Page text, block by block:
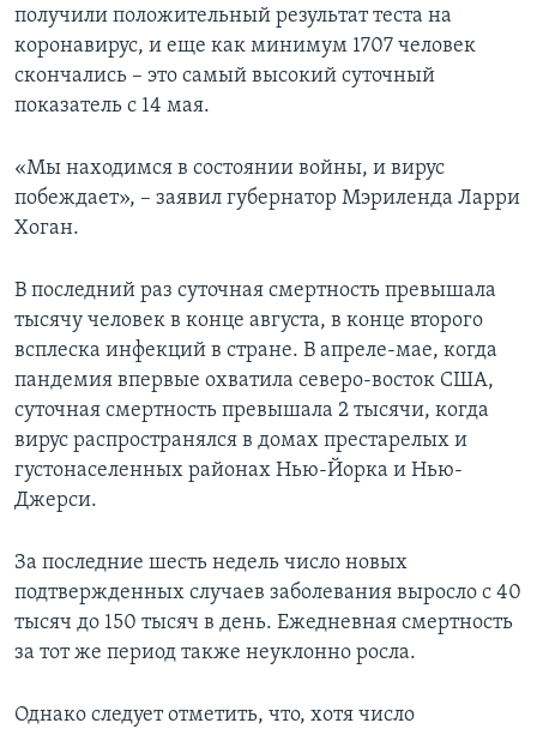
получили положительный результат теста на
коронавирус, и еще как минимум 1707 человек
скончались – это самый высокий суточный
показатель с 14 мая.
«Мы находимся в состоянии войны, и вирус
побеждает», – заявил губернатор Мэриленда Ларри
Хоган.
В последний раз суточная смертность превышала
тысячу человек в конце августа, в конце второго
всплеска инфекций в стране. В апреле-мае, когда
пандемия впервые охватила северо-восток США,
суточная смертность превышала 2 тысячи, когда
вирус распространялся в домах престарелых и
густонаселенных районах Нью-Йорка и Нью-
Джерси.
За последние шесть недель число новых
подтвержденных случаев заболевания выросло с 40
тысяч до 150 тысяч в день. Ежедневная смертность
за тот же период также неуклонно росла.
Однако следует отметить, что, хотя число